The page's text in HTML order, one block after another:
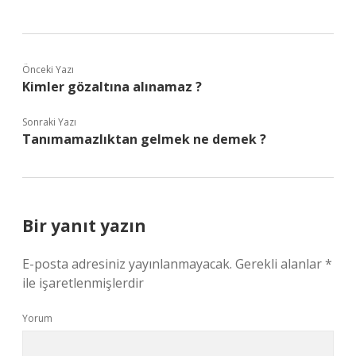
Önceki Yazı
Kimler gözaltına alınamaz ?
Sonraki Yazı
Tanımamazlıktan gelmek ne demek ?
Bir yanıt yazın
E-posta adresiniz yayınlanmayacak. Gerekli alanlar*
ile işaretlenmişlerdir
Yorum